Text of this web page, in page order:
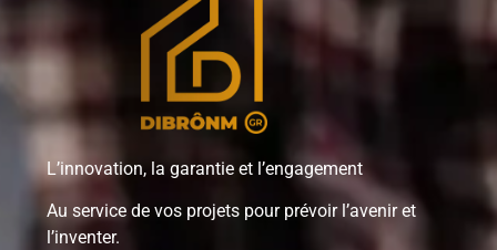
L’innovation, la garantie et l’engagement
Au service de vos projets pour prévoir l’avenir et
l’inventer.